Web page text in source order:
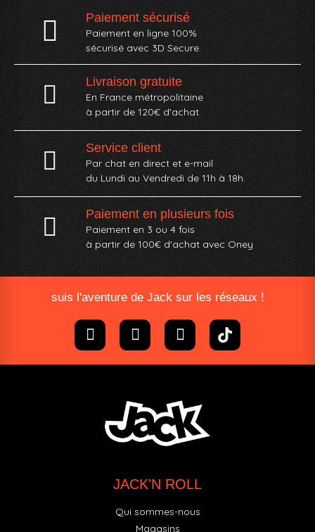
Paiement sécurisé
Paiement en ligne 100%
sécurisé avec 3D Secure.
Livraison gratuite
En France métropolitaine
à partir de 120€ d'achat.
Service client
Par chat en direct et e-mail
du Lundi au Vendredi de 11h à 18h.
Paiement en plusieurs fois
Paiement en 3 ou 4 fois
à partir de 100€ d'achat avec Oney​
suis l'aventure de Jack sur les réseaux !
JACK'N ROLL
Qui sommes-nous
Magasins